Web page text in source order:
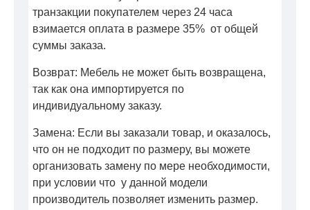
транзакции покупателем через 24 часа
взимается оплата в размере 35% от общей
суммы заказа.
Возврат: Мебель не может быть возвращена,
так как она импортируется по
индивидуальному заказу.
Замена: Если вы заказали товар, и оказалось,
что он не подходит по размеру, вы можете
организовать замену по мере необходимости,
при условии что у данной модели
производитель позволяет изменить размер.